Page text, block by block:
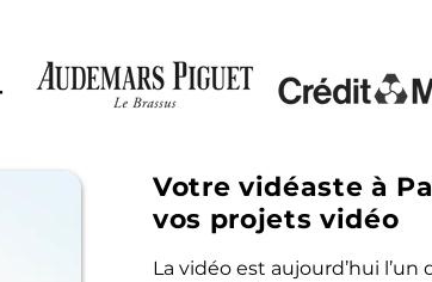
Votre vidéaste à
vos projets vidéo
La vidéo est aujourd’hui